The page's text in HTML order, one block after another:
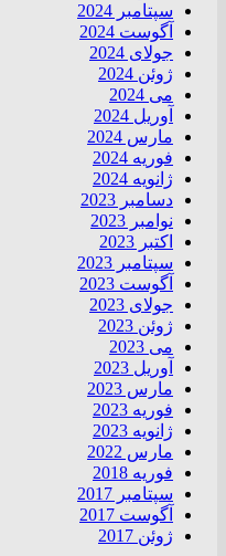
سپتامبر 2024
آگوست 2024
جولای 2024
ژوئن 2024
می 2024
آوریل 2024
مارس 2024
فوریه 2024
ژانویه 2024
دسامبر 2023
نوامبر 2023
اکتبر 2023
سپتامبر 2023
آگوست 2023
جولای 2023
ژوئن 2023
می 2023
آوریل 2023
مارس 2023
فوریه 2023
ژانویه 2023
مارس 2022
فوریه 2018
سپتامبر 2017
آگوست 2017
ژوئن 2017